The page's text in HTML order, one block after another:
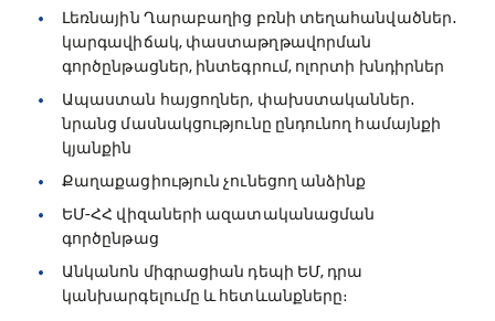
Լեռնային Ղարաբաղից բռնի տեղահանվածներ․
կարգավիճակ, փաստաթղթավորման
գործընթացներ, ինտեգրում, ոլորտի խնդիրներ
Ապաստան հայցողներ, փախստականներ․
նրանց մասնակցությունը ընդունող համայնքի
կյանքին
Քաղաքացիություն չունեցող անձինք
ԵՄ-ՀՀ վիզաների ազատականացման
գործընթաց
Անկանոն միգրացիան դեպի ԵՄ, դրա
կանխարգելումը և հետևանքները։